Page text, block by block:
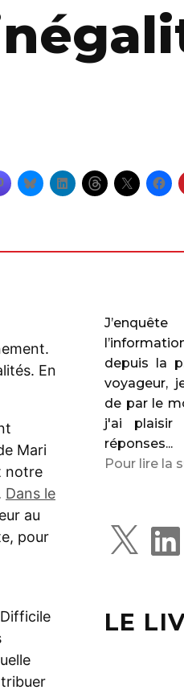
En
Mari
notre
Dans le
au
pour
depuis la
voyageur,
de par le
j'ai plaisir
réponses...
Pour lire la
X
L
n
n
LE